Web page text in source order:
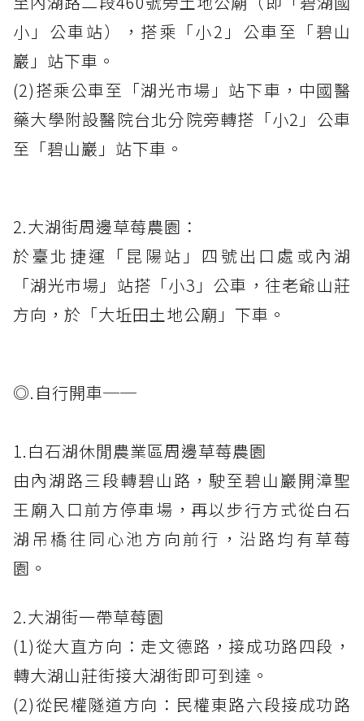
小」公車站），搭乘「小2」公車至「碧山
巖」站下車。
(2)搭乘公車至「湖光市場」站下車，中國醫
藥大學附設醫院台北分院旁轉搭「小2」公車
至「碧山巖」站下車。
2.大湖街周邊草莓農園：
於臺北捷運「昆陽站」四號出口處或內湖
「湖光市場」站搭「小3」公車，往老爺山莊
方向，於「大坵田土地公廟」下車。
◎.自行開車──
1.白石湖休閒農業區周邊草莓農園
由內湖路三段轉碧山路，駛至碧山巖開漳聖
王廟入口前方停車場，再以步行方式從白石
湖吊橋往同心池方向前行，沿路均有草莓
園。
2.大湖街一帶草莓園
(1)從大直方向：走文德路，接成功路四段，
轉大湖山莊街接大湖街即可到達。
(2)從民權隧道方向：民權東路六段接成功路